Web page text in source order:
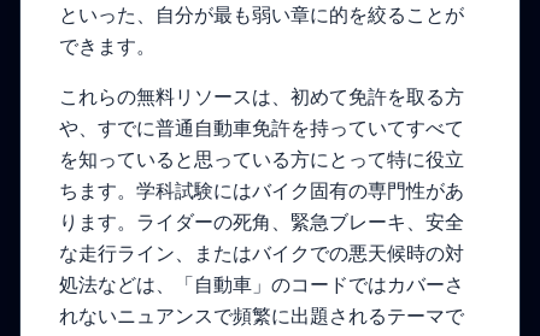
といった、自分が最も弱い章に的を絞ることが
できます。
これらの無料リソースは、初めて免許を取る方
や、すでに普通自動車免許を持っていてすべて
を知っていると思っている方にとって特に役立
ちます。学科試験にはバイク固有の専門性があ
ります。ライダーの死角、緊急ブレーキ、安全
な走行ライン、またはバイクでの悪天候時の対
処法などは、「自動車」のコードではカバーさ
れないニュアンスで頻繁に出題されるテーマで